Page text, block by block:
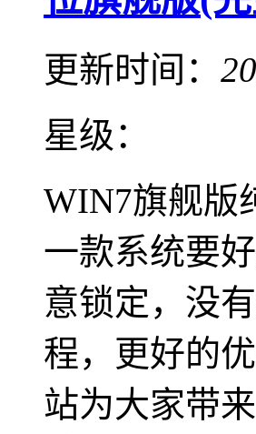
更新时间：
星级：
WIN7旗舰版
一款系统要
意锁定，没
程，更好的
站为大家带